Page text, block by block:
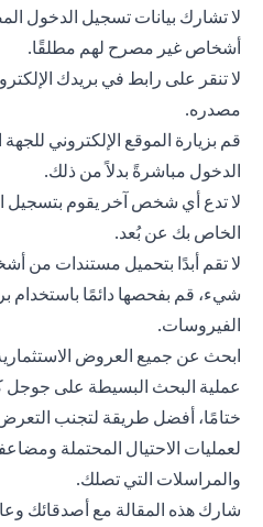
لا تشارك بيانات تسجيل الدخول
أشخاص غير مصرح لهم مطلقًا.
لا تنقر على رابط في بريدك
مصدره.
قم بزيارة الموقع الإلكتروني
الدخول مباشرةً بدلاً من ذلك.
لا تدع أي شخص آخر يقوم بتسجيل
الخاص بك عن بُعد.
لا تقم أبدًا بتحميل مستندات من
شيء، قم بفحصها دائمًا باستخدام
الفيروسات.
ابحث عن جميع العروض
عملية البحث البسيطة على جوجل
ختامًا، أفضل طريقة لتجنب التعرض
لعمليات الاحتيال المحتملة
والمراسلات التي تصلك.
شارك هذه المقالة مع أصدقائك